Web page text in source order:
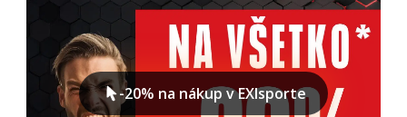
-20% na nákup v EXIsporte